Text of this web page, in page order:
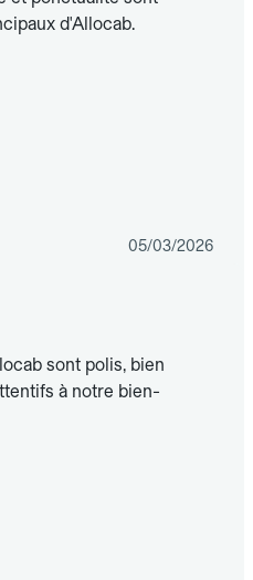
d'Allocab.
05/03/2026
sont polis, bien
à notre bien-